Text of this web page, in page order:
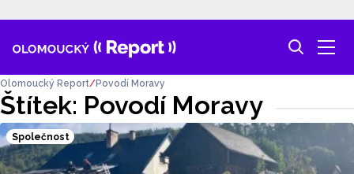
Štítek: Povodí Moravy
Olomoucký Report Povodí Moravy
Společnost